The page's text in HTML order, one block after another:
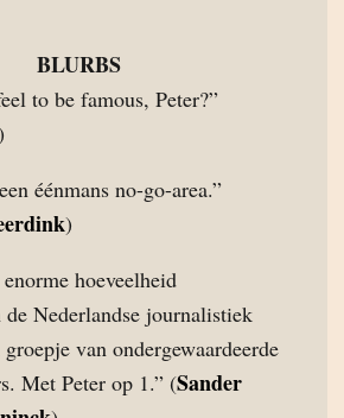
BLURBS
to be famous, Peter?”
éénmans no-go-area.”
)
hoeveelheid
de Nederlandse journalistiek
van ondergewaardeerde
Met Peter op 1.” (Sander